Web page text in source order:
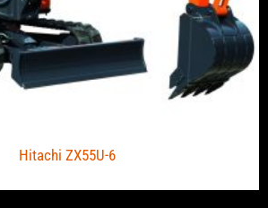
Hitachi ZX55U-6